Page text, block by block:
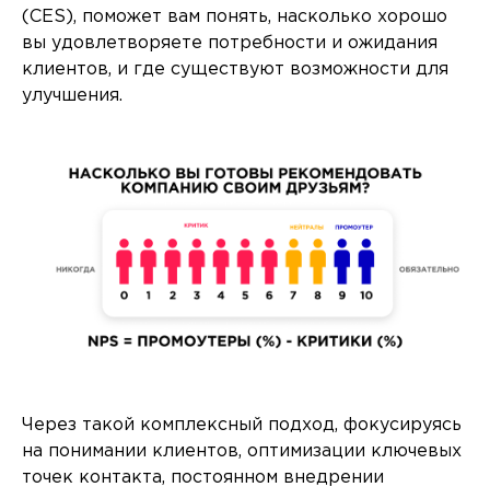
(CES), поможет вам понять, насколько хорошо
вы удовлетворяете потребности и ожидания
клиентов, и где существуют возможности для
улучшения.
Через такой комплексный подход, фокусируясь
на понимании клиентов, оптимизации ключевых
точек контакта, постоянном внедрении